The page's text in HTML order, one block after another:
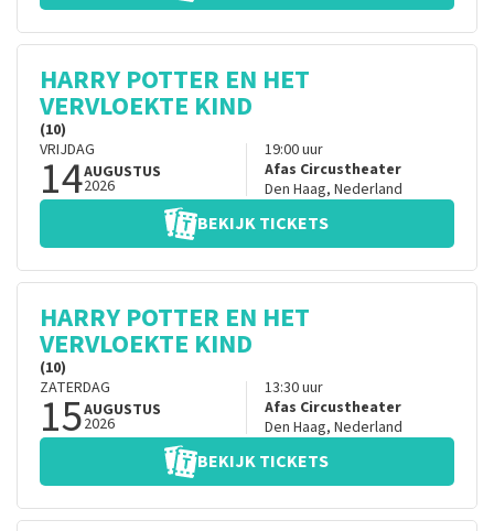
HARRY POTTER EN HET
VERVLOEKTE KIND
(10)
VRIJDAG
14AUGUSTUS
2026
19:00uur
Afas Circustheater
Den Haag, Nederland
BEKIJK TICKETS
HARRY POTTER EN HET
VERVLOEKTE KIND
(10)
ZATERDAG
15AUGUSTUS
2026
13:30uur
Afas Circustheater
Den Haag, Nederland
BEKIJK TICKETS